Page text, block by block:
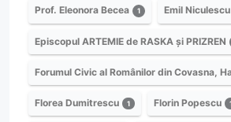
Prof. Eleonora Becea 1 Emil Niculescu
Episcopul ARTEMIE de RASKA și PRIZREN
Forumul Civic al Românilor din Covasna,
Florea Dumitrescu 1 Florin Popescu